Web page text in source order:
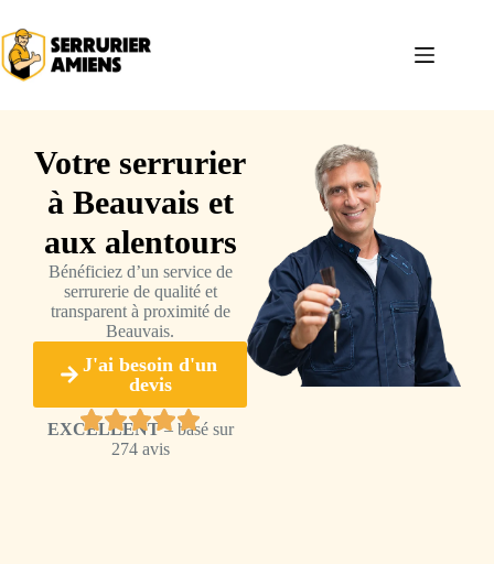
Votre serrurier
à Beauvais et
aux alentours
Bénéficiez d’un service de
serrurerie de qualité et
transparent à proximité de
Beauvais.
J'ai besoin d'un
devis
EXCELLENT– basé sur
274 avis